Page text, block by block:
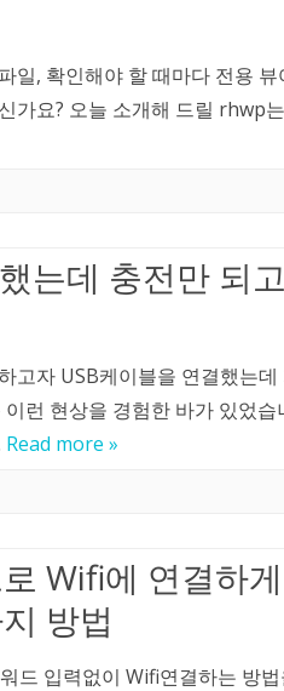
일, 확인해야 할 때마다 전용
가요? 오늘 소개해 드릴 rhwp
는데 충전만 되
고자 USB케이블을 연결했는
런 현상을 경험한 바가 있었
Read more »
Wifi에 연결하
방법
드 입력없이 Wifi연결하는 방